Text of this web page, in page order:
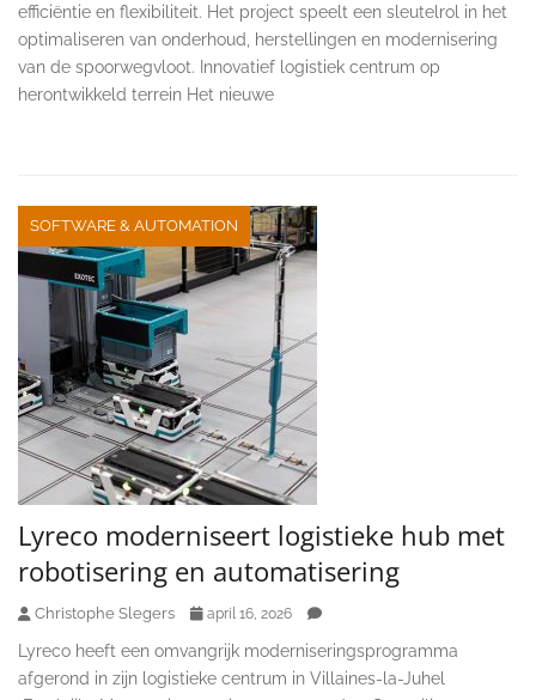
efficiëntie en flexibiliteit. Het project speelt een sleutelrol in het
optimaliseren van onderhoud, herstellingen en modernisering
van de spoorwegvloot. Innovatief logistiek centrum op
herontwikkeld terrein Het nieuwe
SOFTWARE & AUTOMATION
Lyreco moderniseert logistieke hub met
robotisering en automatisering
Christophe Slegers april 16, 2026
Lyreco heeft een omvangrijk moderniseringsprogramma
afgerond in zijn logistieke centrum in Villaines-la-Juhel